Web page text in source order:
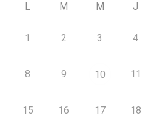
L M M J
1 2 3 4
8 9 10 11
15 16 17 18